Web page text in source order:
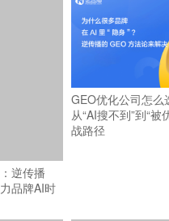
逆传播
品牌AI时
GEO优化公司怎么
从“AI搜不到”到“被
战路径